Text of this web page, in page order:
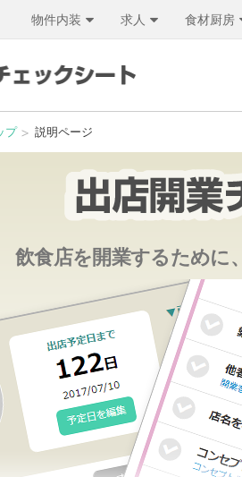
物件内装 求人 食材厨房
プ 説明ページ
飲食店を開業するために